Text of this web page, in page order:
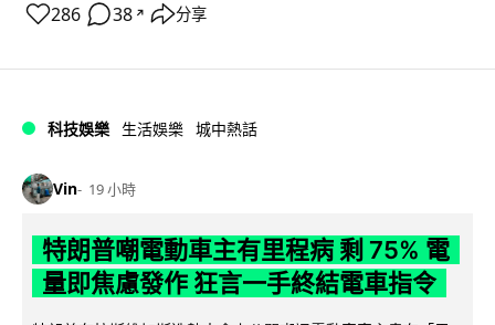
286 38 ↗ 分享
科技娛樂 生活娛樂 城中熱話
Vin 19 小時
特朗普嘲電動車主有里程病 剩 75% 電
量即焦慮發作 狂言一手終結電車指令